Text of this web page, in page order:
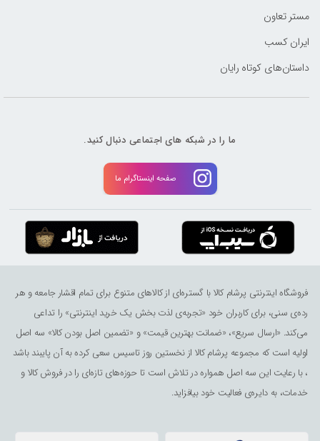
مستر تعاون
ایران کسب
داستان‌های کوتاه رایان
ما را در شبکه های اجتماعی دنبال کنید.
صفحه اینستاگرام ما
فروشگاه اینترنتی پرشام کالا با گستره‌ای از کالاهای متنوع برای تمام اقشار جامعه و هر
رده‌ی سنی، برای کاربران خود «تجربه‌ی لذت ‌بخش یک خرید اینترنتی» را تداعی
می‌کند. «ارسال سریع»، «ضمانت بهترین قیمت» و «تضمین اصل بودن کالا» سه اصل
اولیه است که مجموعه پرشام کالا از نخستین روز تاسیس سعی کرده به آن پایبند باشد
، با رعایت این سه اصل همواره در تلاش است تا حوزه‌های تازه‌ای را در فروش کالا و
خدمات، به دایره‌ی فعالیت خود بیافزاید.